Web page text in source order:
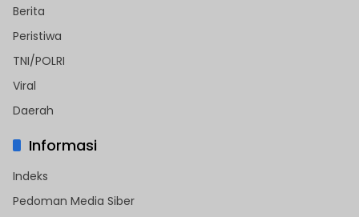
Berita
Peristiwa
TNI/POLRI
Viral
Daerah
Informasi
Indeks
Pedoman Media Siber